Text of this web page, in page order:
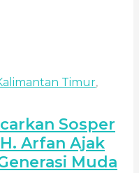
Timur,
Sosper
Arfan Ajak
Muda